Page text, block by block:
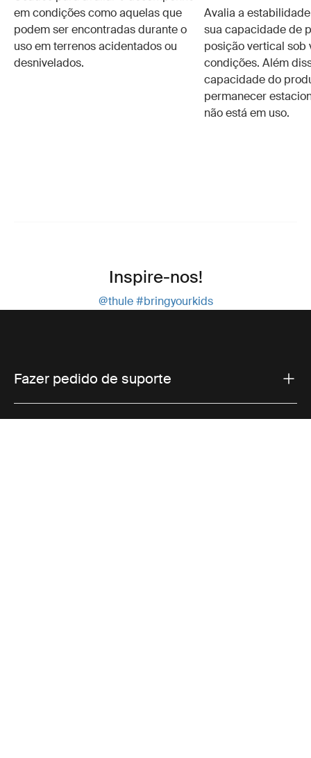
em condições como aquelas que
podem ser encontradas durante o
uso em terrenos acidentados ou
desnivelados.
Avalia a
sua capacidade de
posição vertical sob
condições. Além
capacidade do
permanecer
não está em uso.
Inspire-nos!
@thule#bringyourkids
Fazer pedido de suporte